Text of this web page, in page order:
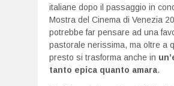
italiane dopo il passaggio in
Mostra del Cinema di Venezia
potrebbe far pensare ad una
pastorale nerissima, ma oltre a
presto si trasforma anche in
tanto epica quanto amara.